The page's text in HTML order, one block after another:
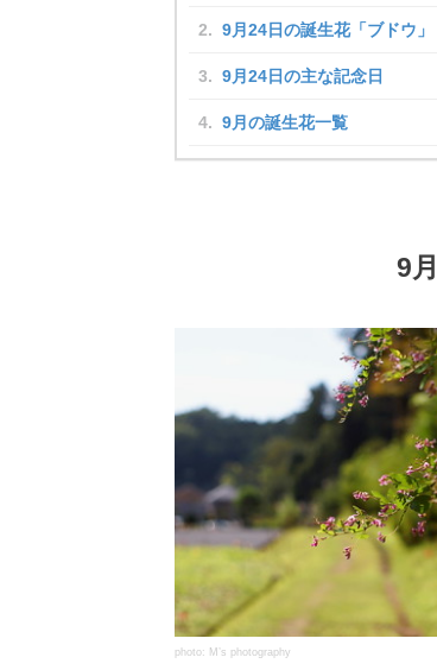
9月24日の誕生花「ブドウ」
9月24日の主な記念日
9月の誕生花一覧
9
photo: M’s photography